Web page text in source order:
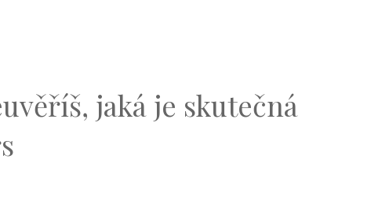
jaká je skutečná